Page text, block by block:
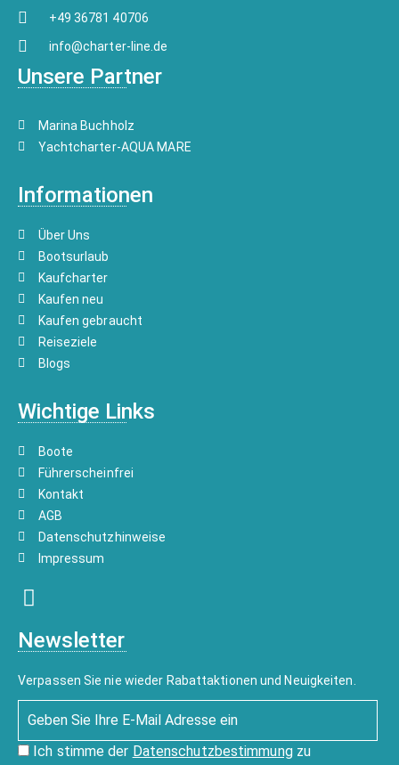
+49 36781 40706
info@charter-line.de
Unsere Partner
Marina Buchholz
Yachtcharter-AQUA MARE
Informationen
Über Uns
Bootsurlaub
Kaufcharter
Kaufen neu
Kaufen gebraucht
Reiseziele
Blogs
Wichtige Links
Boote
Führerscheinfrei
Kontakt
AGB
Datenschutzhinweise
Impressum
Newsletter
Verpassen Sie nie wieder Rabattaktionen und Neuigkeiten.
Ich stimme der Datenschutzbestimmungzu